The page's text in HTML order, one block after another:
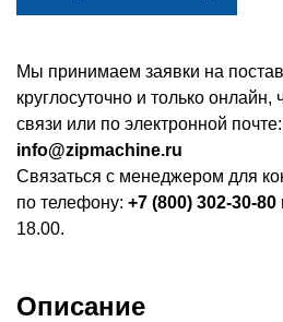
Мы принимаем заявки на
круглосуточно и только
связи или по электронной почте:
info@zipmachine.ru
Связаться с менеджером для
по телефону: +7 (800) 302-30-80
18.00.
Описание